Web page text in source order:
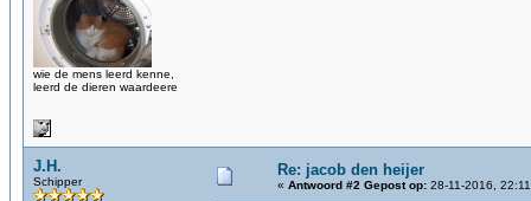
wie de mens leerd kenne,
leerd de dieren waardeere
J.H.
Schipper
Re: jacob den heijer
« Antwoord #2 Gepost op: 28-11-2016,